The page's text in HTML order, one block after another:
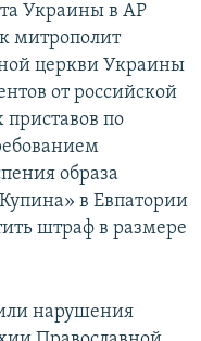
Украины в АР
митрополит
церкви Украины
от российской
по
образа
в Евпатории
штраф в размере
нарушения